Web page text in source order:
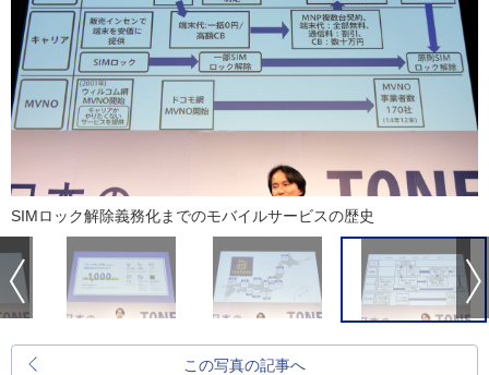
SIMロック解除義務化までのモバイルサービスの歴史
この写真の記事へ